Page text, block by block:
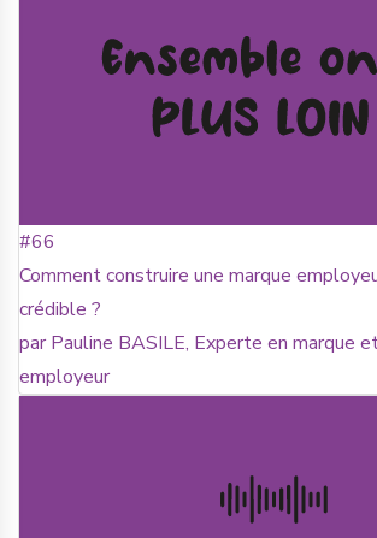
#66
Comment construire une marque
crédible ?
par Pauline BASILE, Experte en marque
employeur